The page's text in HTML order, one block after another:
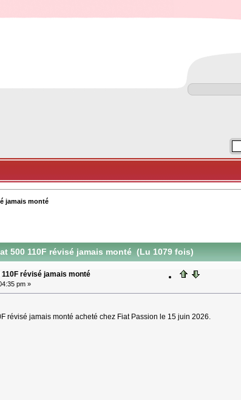
jamais monté
500 110F révisé jamais monté (Lu 1079 fois)
révisé jamais monté
pm »
révisé jamais monté acheté chez Fiat Passion le 15 juin 2026.